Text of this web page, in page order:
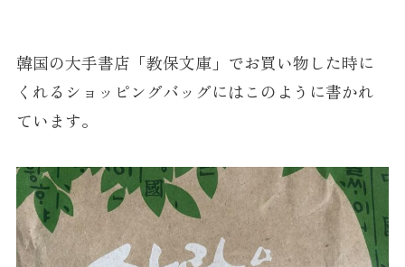
韓国の大手書店「教保文庫」でお買い物した時に
くれるショッピングバッグにはこのように書かれ
ています。